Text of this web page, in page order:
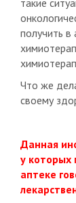
получить в
Что же
своему
Данная
у которых
аптеке